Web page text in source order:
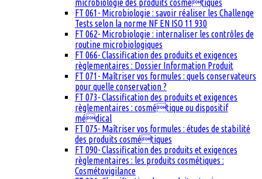
microbiologie des produits cosmétiques
FT 061- Microbiologie : savoir réaliser les Challenge
Tests selon la norme NF EN ISO 11 930
FT 062- Microbiologie : internaliser les contrôles de
routine microbiologiques
FT 066- Classification des produits et exigences
règlementaires : Dossier Information Produit
FT 071- Maîtriser vos formules : quels conservateurs
pour quelle conservation ?
FT 073- Classification des produits et exigences
règlementaires : cosmétique ou dispositif
médical
FT 075- Maîtriser vos formules : études de stabilité
des produits cosmétiques
FT 090- Classification des produits et exigences
règlementaires : les produits cosmétiques :
Cosmétovigilance